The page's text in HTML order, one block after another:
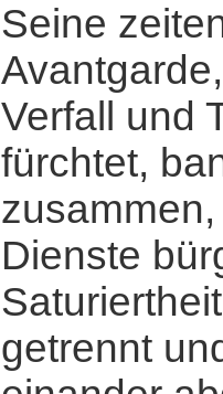
Seine
Verfall und
fürchtet,
Dienste
getrennt